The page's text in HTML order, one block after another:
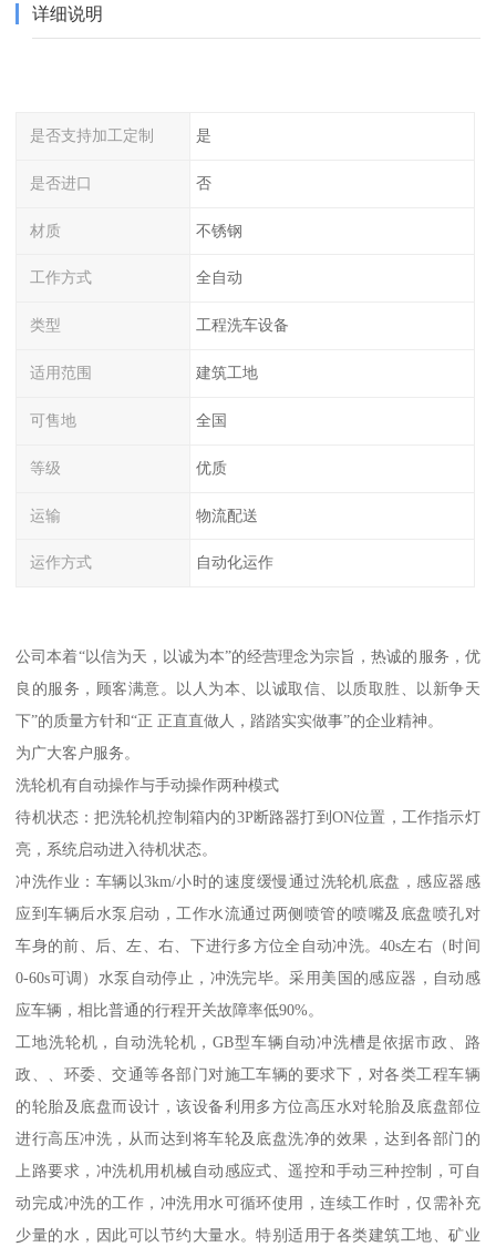
详细说明
是否支持加工定制 是
是否进口 否
材质 不锈钢
工作方式 全自动
类型 工程洗车设备
适用范围 建筑工地
可售地 全国
等级 优质
运输 物流配送
运作方式 自动化运作
公司本着“以信为天，以诚为本”的经营理念为宗旨，热诚的服务，优
良的服务，顾客满意。以人为本、以诚取信、以质取胜、以新争天
下”的质量方针和“正 正直直做人，踏踏实实做事”的企业精神。
为广大客户服务。
洗轮机有自动操作与手动操作两种模式
待机状态：把洗轮机控制箱内的3P断路器打到ON位置，工作指示灯
亮，系统启动进入待机状态。
冲洗作业：车辆以3km/小时的速度缓慢通过洗轮机底盘，感应器感
应到车辆后水泵启动，工作水流通过两侧喷管的喷嘴及底盘喷孔对
车身的前、后、左、右、下进行多方位全自动冲洗。40s左右（时间
0-60s可调）水泵自动停止，冲洗完毕。采用美国的感应器，自动感
应车辆，相比普通的行程开关故障率低90%。
工地洗轮机，自动洗轮机，GB型车辆自动冲洗槽是依据市政、路
政、、环委、交通等各部门对施工车辆的要求下，对各类工程车辆
的轮胎及底盘而设计，该设备利用多方位高压水对轮胎及底盘部位
进行高压冲洗，从而达到将车轮及底盘洗净的效果，达到各部门的
上路要求，冲洗机用机械自动感应式、遥控和手动三种控制，可自
动完成冲洗的工作，冲洗用水可循环使用，连续工作时，仅需补充
少量的水，因此可以节约大量水。特别适用于各类建筑工地、矿业